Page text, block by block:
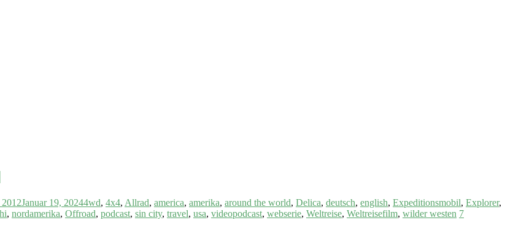
2012Januar 19, 20244wd, 4x4, Allrad, america, amerika, around the world, Delica, deutsch, english, Expeditionsmobil, Explorer,
, nordamerika, Offroad, podcast, sin city, travel, usa, videopodcast, webserie, Weltreise, Weltreisefilm, wilder westen 7